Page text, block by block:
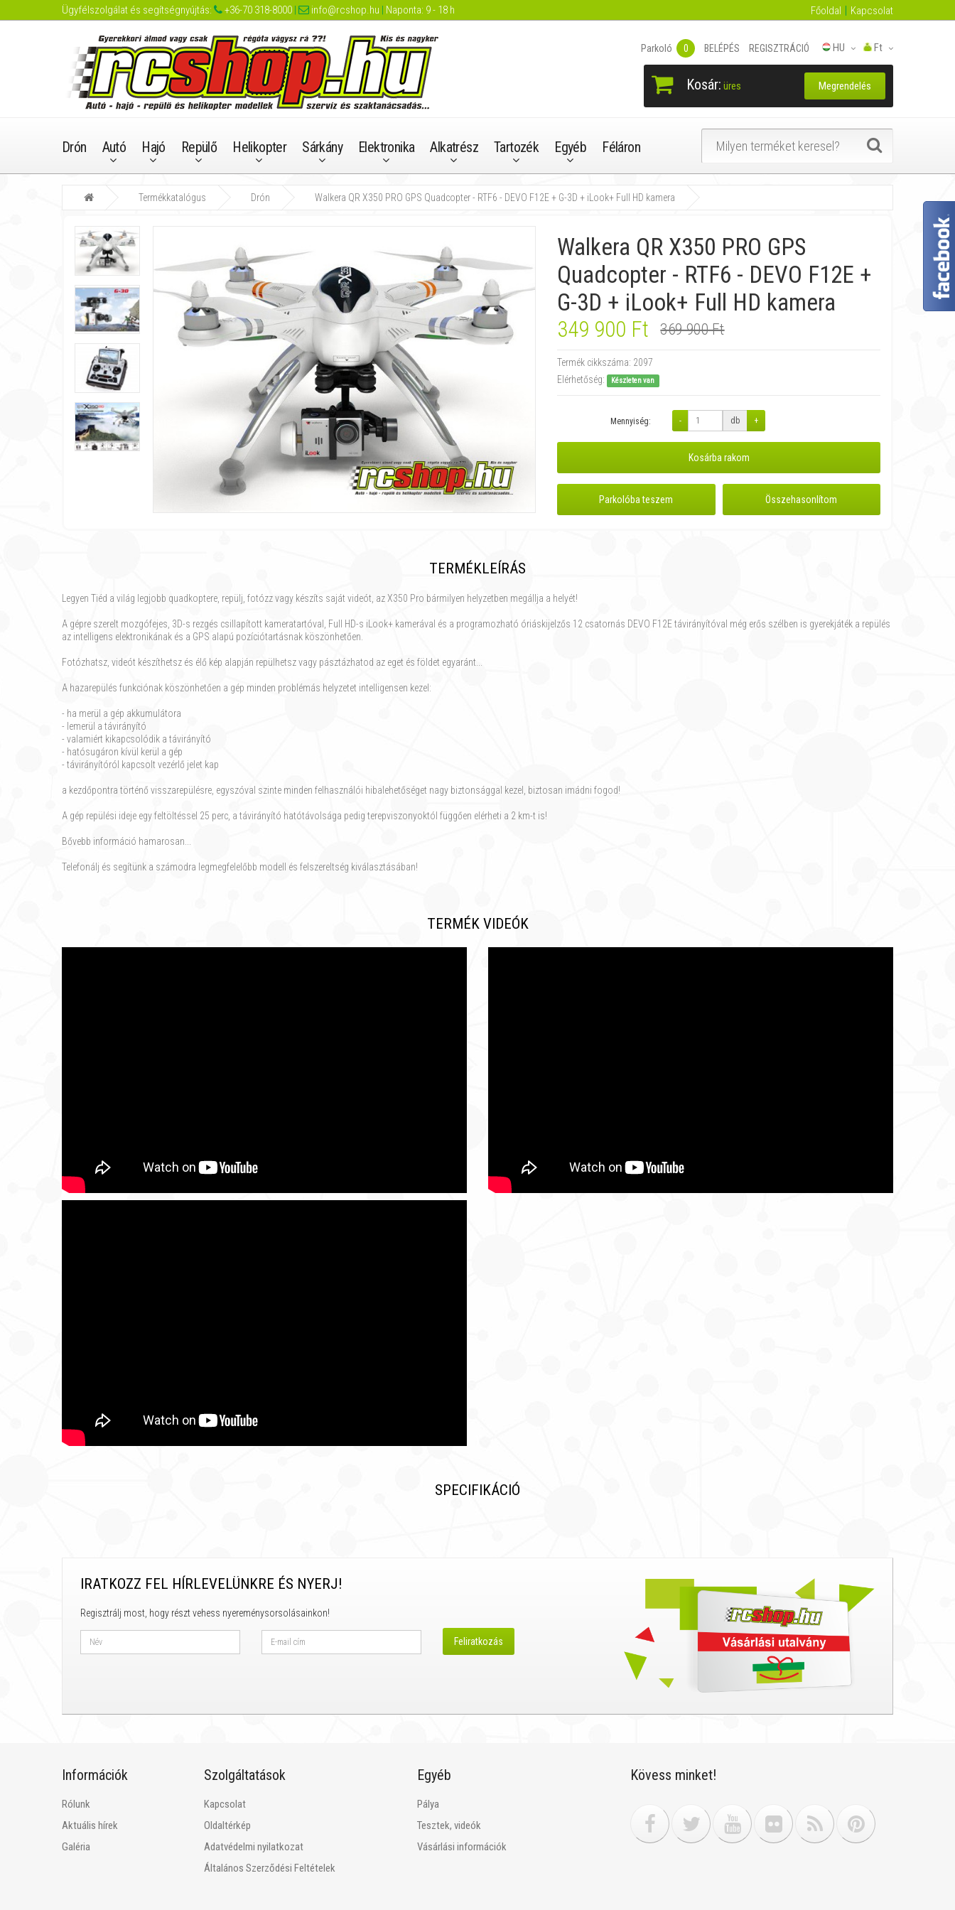
Ügyfélszolgálat és segítségnyújtás: +36-70 318-8000 | info@rcshop.hu | Naponta: 9 - 18 h Főoldal Kapcsolat
Ft
HU
Parkoló 0 BELÉPÉS REGISZTRÁCIÓ
Kosár: üres Megrendelés
Drón Autó Hajó Repülő Helikopter Sárkány Elektronika Alkatrész Tartozék Egyéb Féláron
Termékkatalógus Drón Walkera QR X350 PRO GPS Quadcopter - RTF6 - DEVO F12E + G-3D + iLook+ Full HD kamera
Walkera QR X350 PRO GPS
Quadcopter - RTF6 - DEVO F12E +
G-3D + iLook+ Full HD kamera
349 900 Ft 369 900 Ft
Termék cikkszáma: 2097
Elérhetőség:
Készleten van
Mennyiség: - db +
Kosárba rakom
Parkolóba teszem Összehasonlítom
TERMÉKLEÍRÁS
Legyen Tiéd a világ legjobb quadkoptere, repülj, fotózz vagy készíts saját videót, az X350 Pro bármilyen helyzetben megállja a helyét!
A gépre szerelt mozgófejes, 3D-s rezgés csillapított kameratartóval, Full HD-s iLook+ kamerával és a programozható óriáskijelzős 12 csatornás DEVO F12E távirányítóval még erős szélben is gyerekjáték a repülés
az intelligens elektronikának és a GPS alapú pozíciótartásnak köszönhetően.
Fotózhatsz, videót készíthetsz és élő kép alapján repülhetsz vagy pásztázhatod az eget és földet egyaránt...
A hazarepülés funkciónak köszönhetően a gép minden problémás helyzetet intelligensen kezel:
- ha merül a gép akkumulátora
- lemerül a távirányító
- valamiért kikapcsolódik a távirányító
- hatósugáron kívül kerül a gép
- távirányítóról kapcsolt vezérlő jelet kap
a kezdőpontra történő visszarepülésre, egyszóval szinte minden felhasználói hibalehetőséget nagy biztonsággal kezel, biztosan imádni fogod!
A gép repülési ideje egy feltöltéssel 25 perc, a távirányító hatótávolsága pedig terepviszonyoktól függően elérheti a 2 km-t is!
Bővebb információ hamarosan...
Telefonálj és segítünk a számodra legmegfelelőbb modell és felszereltség kiválasztásában!
TERMÉK VIDEÓK
SPECIFIKÁCIÓ
IRATKOZZ FEL HÍRLEVELÜNKRE ÉS NYERJ!
Regisztrálj most, hogy részt vehess nyereménysorsolásainkon!
Információk
Rólunk
Aktuális hírek
Galéria
Szolgáltatások
Kapcsolat
Oldaltérkép
Adatvédelmi nyilatkozat
Általános Szerződési Feltételek
Egyéb
Pálya
Tesztek, videók
Vásárlási információk
Kövess minket!